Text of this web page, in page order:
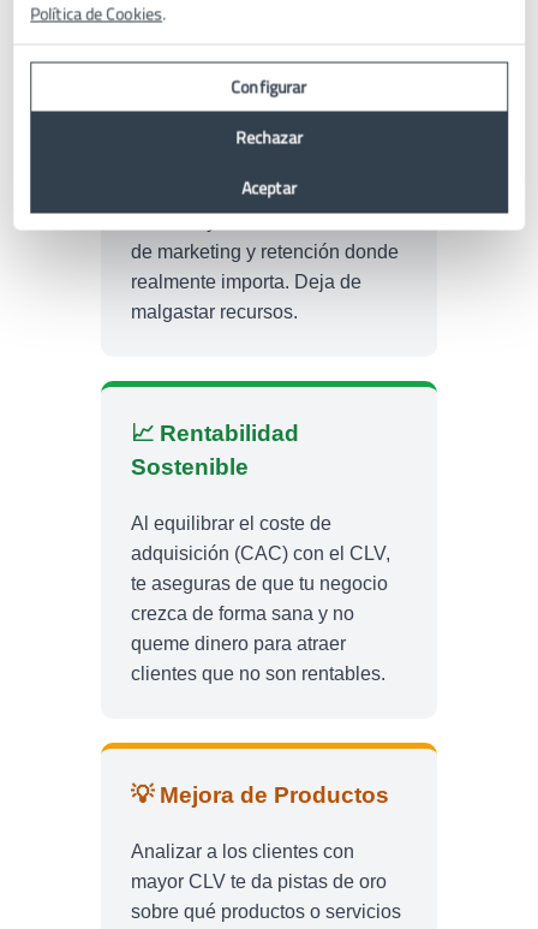
🎯 Decisiones más
Inteligentes
Identifica a tus clientes más
de marketing y retención donde
realmente importa. Deja de
malgastar recursos.
📈 Rentabilidad
Sostenible
Al equilibrar el coste de
adquisición (CAC) con el CLV,
te aseguras de que tu negocio
crezca de forma sana y no
queme dinero para atraer
clientes que no son rentables.
💡 Mejora de Productos
Analizar a los clientes con
mayor CLV te da pistas de oro
sobre qué productos o servicios
Política de Cookies.
Configurar
Rechazar
Aceptar